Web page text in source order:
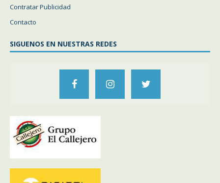
Contratar Publicidad
Contacto
SIGUENOS EN NUESTRAS REDES